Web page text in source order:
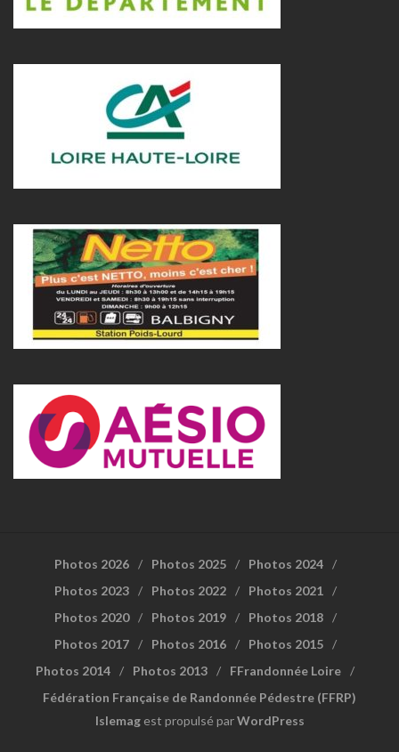
Photos 2026 Photos 2025
Photos 2024
Photos 2023
Photos 2022
Photos 2021
Photos 2020
Photos 2019
Photos 2018
Photos 2017
Photos 2016
Photos 2015
Photos 2014
Photos 2013
FFrandonnée Loire
Fédération Française de Randonnée Pédestre (FFRP)
Islemagest propulsé parWordPress